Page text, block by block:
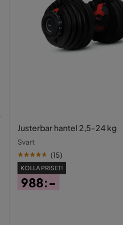
Justerbar hantel 2,5-24 kg
Svart
(15)
KOLLA PRISET!
988:-